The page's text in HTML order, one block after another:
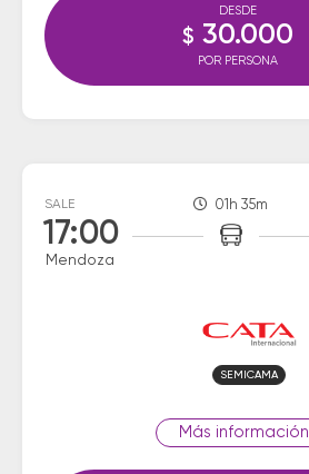
DESDE
$ 30.000
POR PERSONA
SALE
17:00
Mendoza
01h 35m
SEMICAMA
información